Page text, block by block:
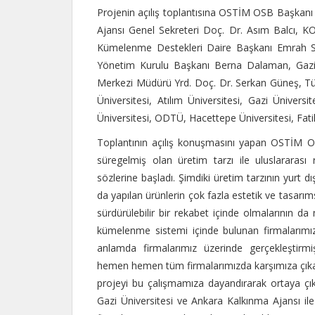
Projenin açılış toplantısına OSTİM OSB
Ajansı Genel Sekreteri Doç. Dr. Asım Balcı,
Kümelenme Destekleri Daire Başkanı Emrah
Yönetim Kurulu Başkanı Berna Dalaman,
Merkezi Müdürü Yrd. Doç. Dr. Serkan Güneş,
Üniversitesi, Atılım Üniversitesi, Gazi
Üniversitesi, ODTÜ, Hacettepe Üniversitesi,
Toplantının açılış konuşmasını yapan
süregelmiş olan üretim tarzı ile
sözlerine başladı. Şimdiki üretim tarzının yurt
da yapılan ürünlerin çok fazla estetik ve
sürdürülebilir bir rekabet içinde olmalarının
kümelenme sistemi içinde bulunan
anlamda firmalarımız üzerinde
hemen hemen tüm firmalarımızda karşımıza
projeyi bu çalışmamıza dayandırarak ortaya
Gazi Üniversitesi ve Ankara Kalkınma Ajansı